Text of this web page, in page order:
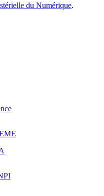
du Numérique.